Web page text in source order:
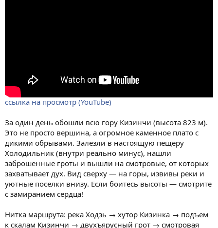
ссылка на просмотр (YouTube)
За один день обошли всю гору Кизинчи (высота 823 м).
Это не просто вершина, а огромное каменное плато с
дикими обрывами. Залезли в настоящую пещеру
Холодильник (внутри реально минус), нашли
заброшенные гроты и вышли на смотровые, от которых
захватывает дух. Вид сверху — на горы, извивы реки и
уютные поселки внизу. Если боитесь высоты — смотрите
с замиранием сердца!
Нитка маршрута: река Ходзь → хутор Кизинка → подъем
к скалам Кизинчи → двухъярусный грот → смотровая